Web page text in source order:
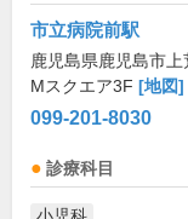
市立病院前駅
鹿児島県鹿児島市
Mスクエア3F [地図]
099-201-8030
診療科目